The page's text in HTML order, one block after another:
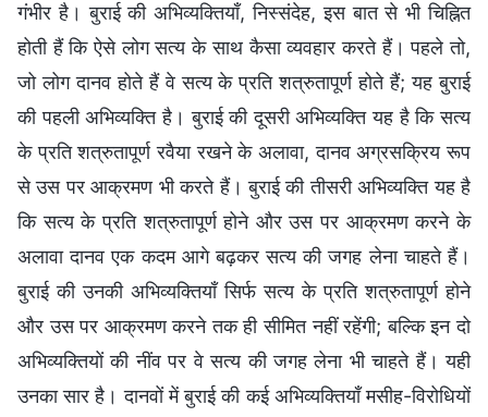
गंभीर है। बुराई की अभिव्यक्तियाँ, निस्संदेह, इस बात से भी चिह्नित
होती हैं कि ऐसे लोग सत्य के साथ कैसा व्यवहार करते हैं। पहले तो,
जो लोग दानव होते हैं वे सत्य के प्रति शत्रुतापूर्ण होते हैं; यह बुराई
की पहली अभिव्यक्ति है। बुराई की दूसरी अभिव्यक्ति यह है कि सत्य
के प्रति शत्रुतापूर्ण रवैया रखने के अलावा, दानव अग्रसक्रिय रूप
से उस पर आक्रमण भी करते हैं। बुराई की तीसरी अभिव्यक्ति यह है
कि सत्य के प्रति शत्रुतापूर्ण होने और उस पर आक्रमण करने के
अलावा दानव एक कदम आगे बढ़कर सत्य की जगह लेना चाहते हैं।
बुराई की उनकी अभिव्यक्तियाँ सिर्फ सत्य के प्रति शत्रुतापूर्ण होने
और उस पर आक्रमण करने तक ही सीमित नहीं रहेंगी; बल्कि इन दो
अभिव्यक्तियों की नींव पर वे सत्य की जगह लेना भी चाहते हैं। यही
उनका सार है। दानवों में बुराई की कई अभिव्यक्तियाँ मसीह-विरोधियों